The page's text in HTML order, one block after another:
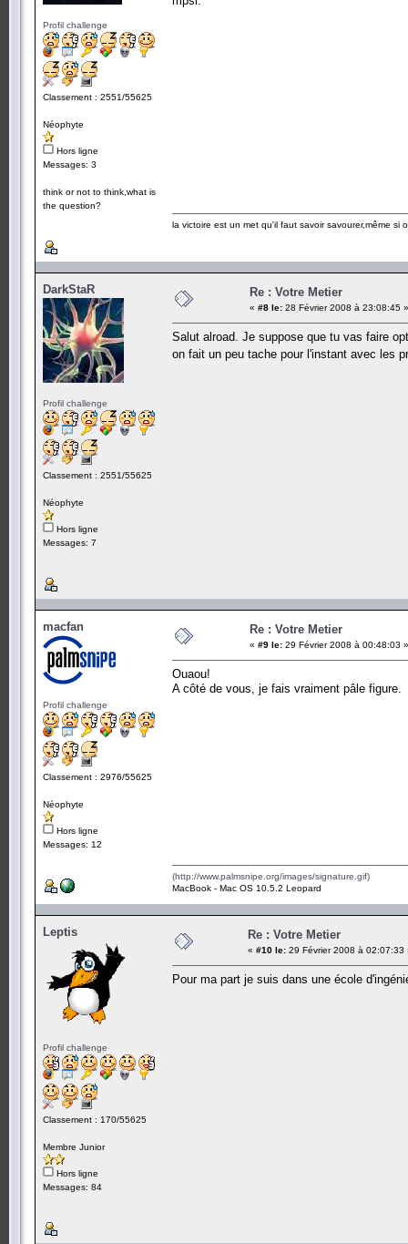
Profil challenge
Classement : 2551/55625
Néophyte
Hors ligne
Messages: 3
think or not to think,what is
the question?
la victoire est un met qu'il faut savoir savourer,même si
DarkStaR
Profil challenge
Classement : 2551/55625
Néophyte
Hors ligne
Messages: 7
Re : Votre Metier
« #8 le: 28 Février 2008 à 23:08:45 »
Salut alroad. Je suppose que tu vas faire
on fait un peu tache pour l'instant avec les
macfan
Profil challenge
Classement : 2976/55625
Néophyte
Hors ligne
Messages: 12
Re : Votre Metier
« #9 le: 29 Février 2008 à 00:48:03 »
Ouaou!
A côté de vous, je fais vraiment pâle figure.
(http://www.palmsnipe.org/images/signature.gif)
MacBook - Mac OS 10.5.2 Leopard
Leptis
Profil challenge
Classement : 170/55625
Membre Junior
Hors ligne
Messages: 84
Re : Votre Metier
« #10 le: 29 Février 2008 à 02:07:33
Pour ma part je suis dans une école